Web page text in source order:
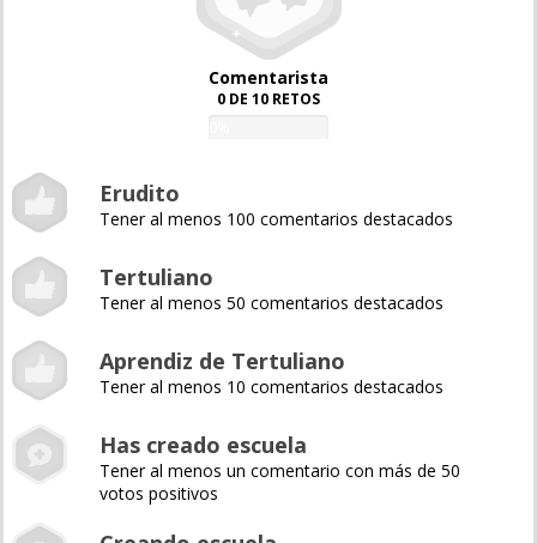
Comentarista
0 DE 10 RETOS
Erudito
Tener al menos 100 comentarios destacados
Tertuliano
Tener al menos 50 comentarios destacados
Aprendiz de Tertuliano
Tener al menos 10 comentarios destacados
Has creado escuela
Tener al menos un comentario con más de 50
votos positivos